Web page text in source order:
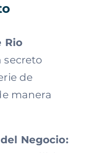
Rio
secreto
de
manera
Negocio: